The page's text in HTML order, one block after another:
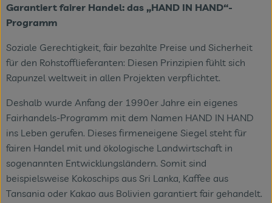
Garantiert fairer Handel: das „HAND IN HAND“-
Programm
Soziale Gerechtigkeit, fair bezahlte Preise und Sicherheit
für den Rohstofflieferanten: Diesen Prinzipien fühlt sich
Rapunzel weltweit in allen Projekten verpflichtet.
Deshalb wurde Anfang der 1990er Jahre ein eigenes
Fairhandels-Programm mit dem Namen HAND IN HAND
ins Leben gerufen. Dieses firmeneigene Siegel steht für
fairen Handel mit und ökologische Landwirtschaft in
sogenannten Entwicklungsländern. Somit sind
beispielsweise Kokoschips aus Sri Lanka, Kaffee aus
Tansania oder Kakao aus Bolivien garantiert fair gehandelt.